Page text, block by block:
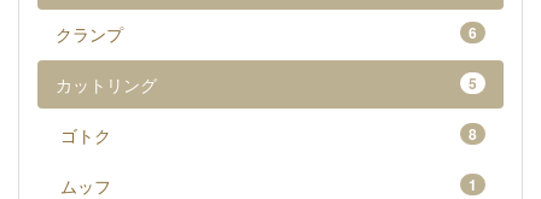
クランプ 6
カットリング 5
ゴトク 8
ムッフ 1